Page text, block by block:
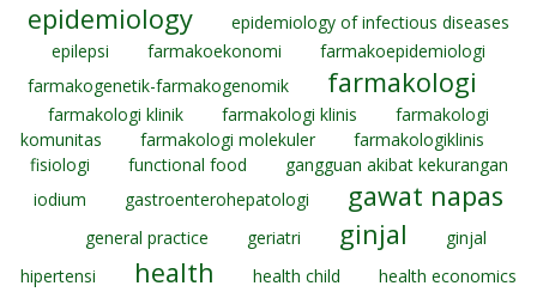
epidemiology
epidemiology of infectious diseases
epilepsi
farmakoekonomi
farmakoepidemiologi
farmakogenetik-farmakogenomik
farmakologi
farmakologi klinik farmakologi klinis
farmakologi
komunitas
farmakologi molekuler
farmakologiklinis
fisiologi
functional food
gangguan akibat kekurangan
iodium
gastroenterohepatologi gawat napas
general practice geriatri ginjal
ginjal
hipertensi
health health child
health economics